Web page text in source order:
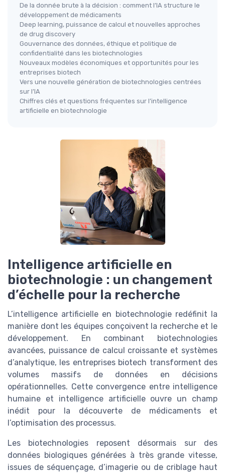
De la donnée brute à la décision : comment l’IA structure le
développement de médicaments
Deep learning, puissance de calcul et nouvelles approches
de drug discovery
Gouvernance des données, éthique et politique de
confidentialité dans les biotechnologies
Nouveaux modèles économiques et opportunités pour les
entreprises biotech
Vers une nouvelle génération de biotechnologies centrées
sur l’IA
Chiffres clés et questions fréquentes sur l’intelligence
artificielle en biotechnologie
Intelligence artificielle en
biotechnologie : un changement
d’échelle pour la recherche
L’intelligence artificielle en biotechnologie redéfinit la
manière dont les équipes conçoivent la recherche et le
développement. En combinant biotechnologies
avancées, puissance de calcul croissante et systèmes
d’analytique, les entreprises biotech transforment des
volumes massifs de données en décisions
opérationnelles. Cette convergence entre intelligence
humaine et intelligence artificielle ouvre un champ
inédit pour la découverte de médicaments et
l’optimisation des processus.
Les biotechnologies reposent désormais sur des
données biologiques générées à très grande vitesse,
issues de séquençage, d’imagerie ou de criblage haut